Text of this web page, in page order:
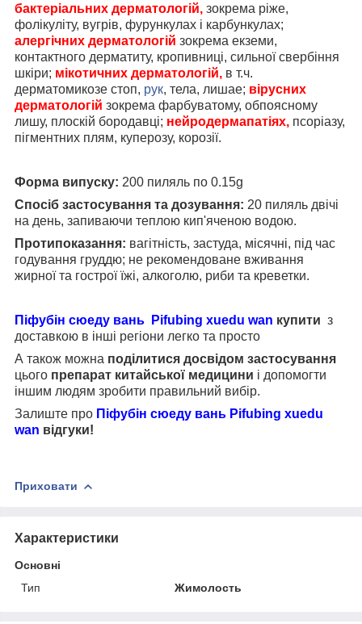
бактеріальних дерматологій, зокрема ріже,
фолікуліту, вугрів, фурункулах і карбункулах;
алергічних дерматологій зокрема екземи,
контактного дерматиту, кропивниці, сильної свербіння
шкіри; мікотичних дерматологій, в т.ч.
дерматомикозе стоп, рук, тела, лишае; вірусних
дерматологій зокрема фарбуватому, обпоясному
лишу, плоскій бородавці; нейродермапатіях, псоріазу,
пігментних плям, куперозу, корозії.
Форма випуску: 200 пиляль по 0.15g
Спосіб застосування та дозування: 20 пиляль двічі
на день, запиваючи теплою кип'яченою водою.
Протипоказання: вагітність, застуда, місячні, під час
годування груддю; не рекомендоване вживання
жирної та гострої їжі, алкоголю, риби та креветки.
Піфубін сюеду вань Pifubing xuedu wan купити з
доставкою в інші регіони легко та просто
А також можна поділитися досвідом застосування
цього препарат китайської медицини і допомогти
іншим людям зробити правильний вибір.
Залиште про Піфубін сюеду вань Pifubing xuedu
wan відгуки!
Приховати
Характеристики
Основні
Тип
Жимолость